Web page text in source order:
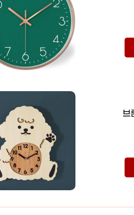
브